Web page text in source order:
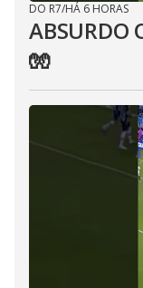
DO R7/HÁ 6 HORAS
ABSURDO
🧤